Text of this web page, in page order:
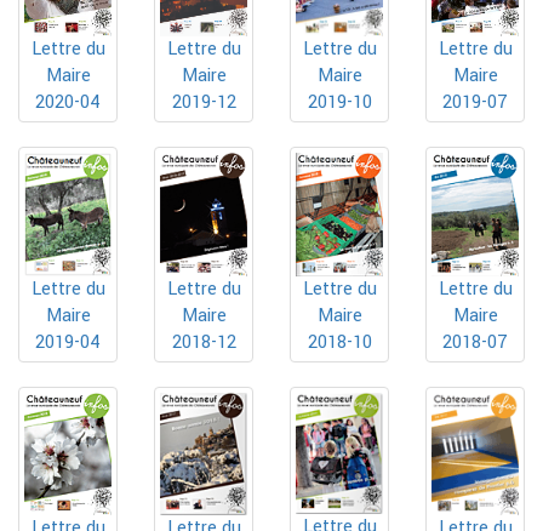
Lettre du
Maire
2020-04
Lettre du
Maire
2019-12
Lettre du
Maire
2019-10
Lettre du
Maire
2019-07
Lettre du
Maire
2019-04
Lettre du
Maire
2018-12
Lettre du
Maire
2018-10
Lettre du
Maire
2018-07